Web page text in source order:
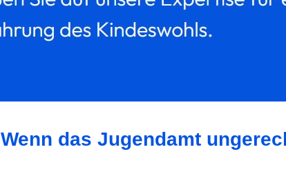
Wenn das Jugendamt